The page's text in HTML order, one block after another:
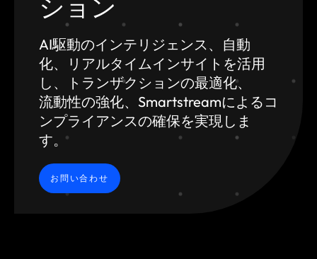
ション
AI駆動のインテリジェンス、自動
化、
リアルタイムインサイトを活用
し、トランザクションの最適化、
流動性の強化、Smartstreamによるコ
ンプライアンスの確保を実現しま
す。
お問い合わせ